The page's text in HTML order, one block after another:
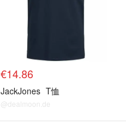
€14.86
JackJones T恤
@dealmoon.de